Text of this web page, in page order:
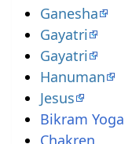
Ganesha
Gayatri
Gayatri
Hanuman
Jesus
Bikram Yoga
Chakren